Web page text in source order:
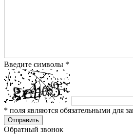
Введите символы *
* поля являются обязательными для
Отправить
Обратный звонок